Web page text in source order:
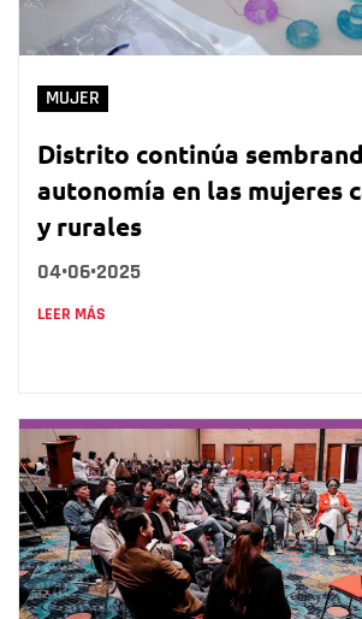
MUJER
Distrito continúa
autonomía en las mujeres
y rurales
04•06•2025
LEER MÁS